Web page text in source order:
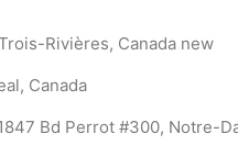
Rivières, Canada new
Canada
Bd Perrot #300, Notre-